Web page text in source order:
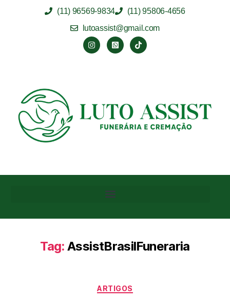
(11) 96569-9834
(11) 95806-4656
lutoassist@gmail.com
Tag: AssistBrasilFuneraria
ARTIGOS